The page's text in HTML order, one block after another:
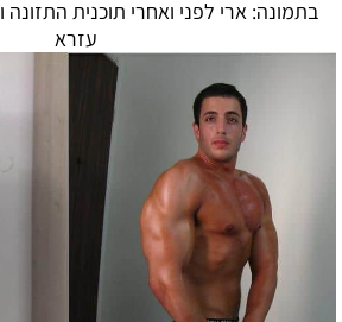
בתמונה: ארי לפני ואחרי תוכנית התזונה ו
עזרא